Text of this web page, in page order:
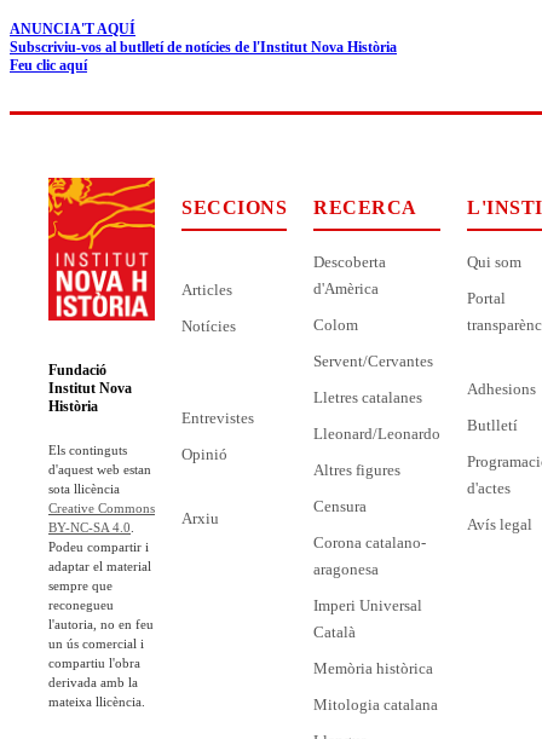
ANUNCIA'T AQUÍ
Subscriviu-vos al butlletí de notícies de l'Institut Nova Història
Feu clic aquí
Fundació
Institut Nova
Història
Els continguts
d'aquest web estan
sota llicència
Creative Commons
BY-NC-SA 4.0
Podeu compartir i
adaptar el material
sempre que
reconegueu
l'autoria, no en feu
un ús comercial i
compartiu l'obra
derivada amb la
mateixa llicència.
SECCIONS
Articles
Notícies
Entrevistes
Opinió
Arxiu
RECERCA
Descoberta
d'Amèrica
Colom
Servent/Cervantes
Lletres catalanes
Lleonard/Leonardo
Altres figures
Censura
Corona catalano-
aragonesa
Imperi Universal
Català
Memòria històrica
Mitologia catalana
Qui som
Portal
Adhesions
Butlletí
d'actes
Avís legal